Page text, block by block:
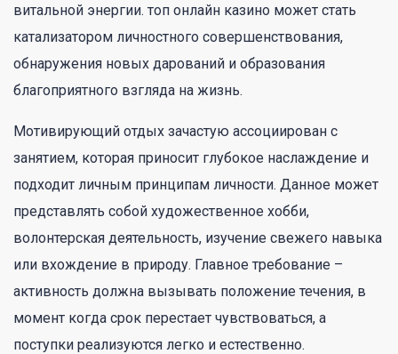
витальной энергии. топ онлайн казино может стать
катализатором личностного совершенствования,
обнаружения новых дарований и образования
благоприятного взгляда на жизнь.
Мотивирующий отдых зачастую ассоциирован с
занятием, которая приносит глубокое наслаждение и
подходит личным принципам личности. Данное может
представлять собой художественное хобби,
волонтерская деятельность, изучение свежего навыка
или вхождение в природу. Главное требование –
активность должна вызывать положение течения, в
момент когда срок перестает чувствоваться, а
поступки реализуются легко и естественно.